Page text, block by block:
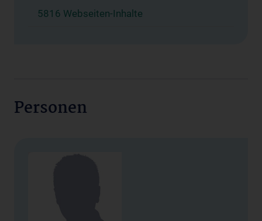
5816 Webseiten-Inhalte
Personen